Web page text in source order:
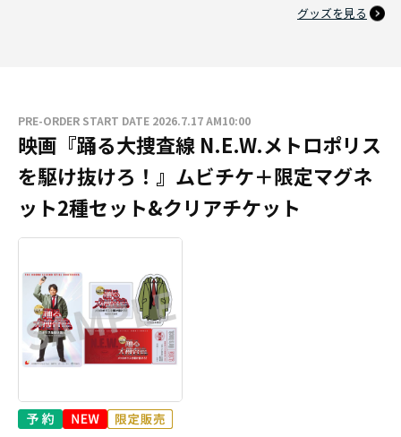
グッズを見る
PRE-ORDER START DATE 2026.7.17 AM10:00
映画『踊る大捜査線 N.E.W.メトロポリス
を駆け抜けろ！』ムビチケ＋限定マグネ
ット2種セット&クリアチケット